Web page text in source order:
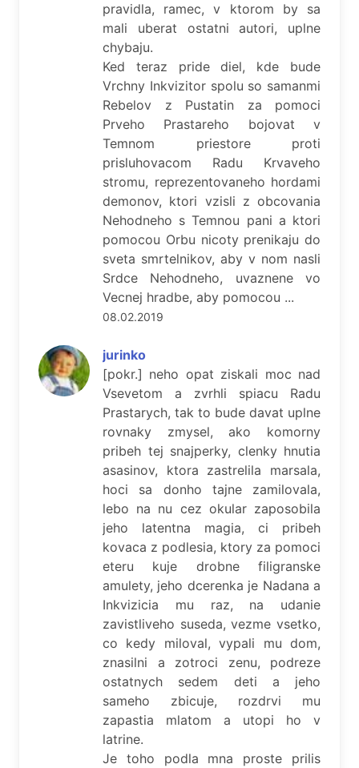
pravidla, ramec, v ktorom by sa
mali uberat ostatni autori, uplne
chybaju.
Ked teraz pride diel, kde bude
Vrchny Inkvizitor spolu so samanmi
Rebelov z Pustatin za pomoci
Prveho Prastareho bojovat v
Temnom priestore proti
prisluhovacom Radu Krvaveho
stromu, reprezentovaneho hordami
demonov, ktori vzisli z obcovania
Nehodneho s Temnou pani a ktori
pomocou Orbu nicoty prenikaju do
sveta smrtelnikov, aby v nom nasli
Srdce Nehodneho, uvaznene vo
Vecnej hradbe, aby pomocou ...
08.02.2019
jurinko
[pokr.] neho opat ziskali moc nad
Vsevetom a zvrhli spiacu Radu
Prastarych, tak to bude davat uplne
rovnaky zmysel, ako komorny
pribeh tej snajperky, clenky hnutia
asasinov, ktora zastrelila marsala,
hoci sa donho tajne zamilovala,
lebo na nu cez okular zaposobila
jeho latentna magia, ci pribeh
kovaca z podlesia, ktory za pomoci
eteru kuje drobne filigranske
amulety, jeho dcerenka je Nadana a
Inkvizicia mu raz, na udanie
zavistliveho suseda, vezme vsetko,
co kedy miloval, vypali mu dom,
znasilni a zotroci zenu, podreze
ostatnych sedem deti a jeho
sameho zbicuje, rozdrvi mu
zapastia mlatom a utopi ho v
latrine.
Je toho podla mna proste prilis